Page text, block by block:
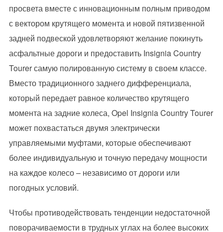
просвета вместе с инновационным полным приводом
с вектором крутящего момента и новой пятизвенной
задней подвеской удовлетворяют желание покинуть
асфальтные дороги и предоставить Insignia Country
Tourer самую полированную систему в своем классе.
Вместо традиционного заднего дифференциала,
который передает равное количество крутящего
момента на задние колеса, Opel Insignia Country Tourer
может похвастаться двумя электрически
управляемыми муфтами, которые обеспечивают
более индивидуальную и точную передачу мощности
на каждое колесо – независимо от дороги или
погодных условий.
Чтобы противодействовать тенденции недостаточной
поворачиваемости в трудных углах на более высоких